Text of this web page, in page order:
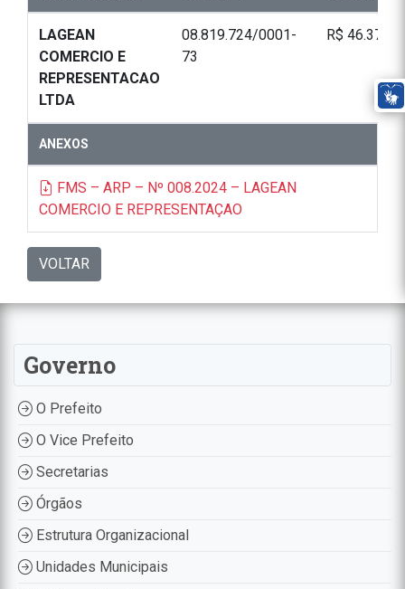
LAGEAN
COMERCIO E
REPRESENTACAO
LTDA
08.819.724/0001-
73
R$
ANEXOS
FMS – ARP – Nº 008.2024 – LAGEAN
COMERCIO E REPRESENTAÇAO
VOLTAR
Governo
O Prefeito
O Vice Prefeito
Secretarias
Órgãos
Estrutura Organizacional
Unidades Municipais